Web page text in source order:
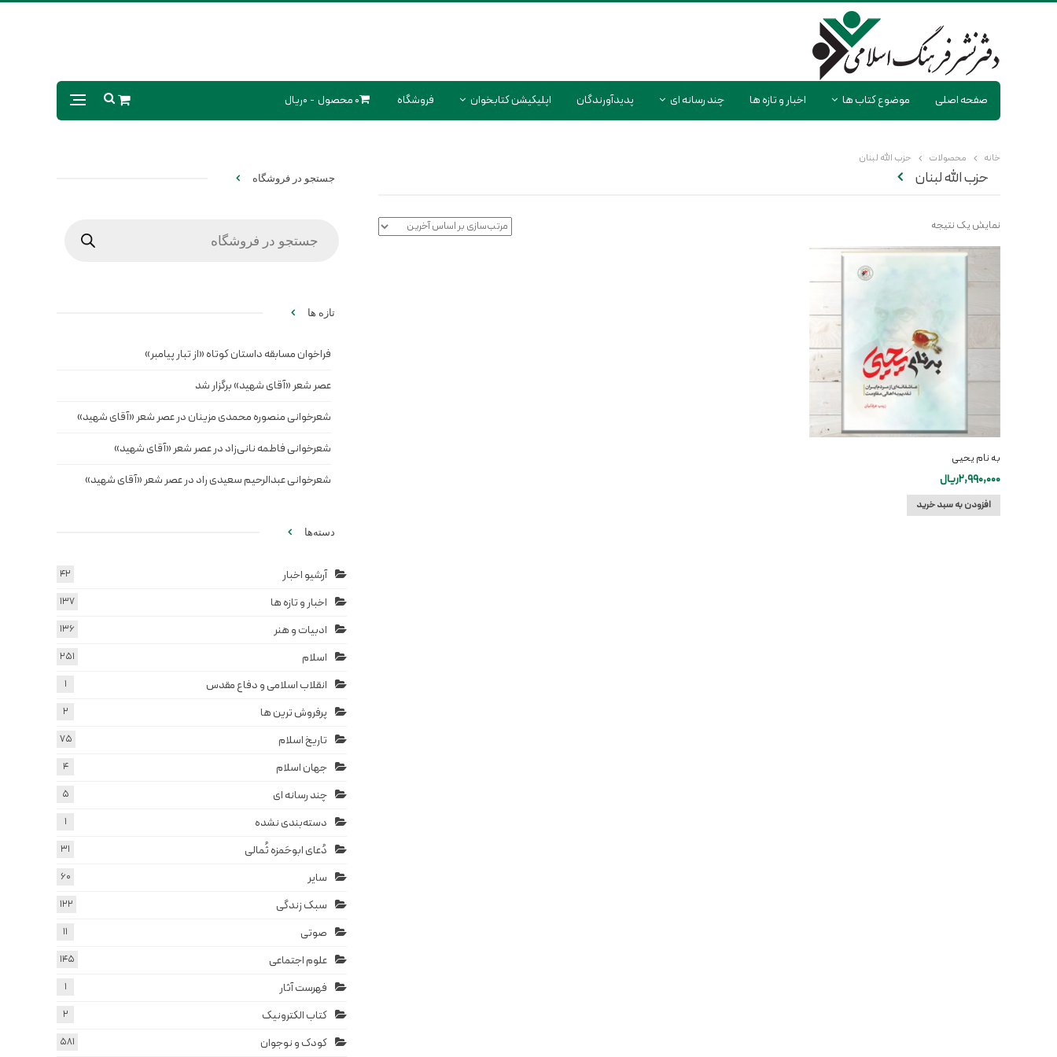
صفحه اصلی موضوع کتاب ها اخبار و تازه ها چند رسانه ای پدیدآورندگان اپلیکیشن کتابخوان فروشگاه 0 محصول 0ریال
خانه محصولات حزب الله لبنان
حزب الله لبنان
نمایش یک نتیجه
به نام یحیی
2,990,000ریال
افزودن به سبد خرید
جستجو در فروشگاه
تازه ها
فراخوان مسابقه داستان کوتاه «از تبار پیامبر»
عصر شعر «آقای شهید» برگزار شد
شعرخوانی منصوره محمدی مزینان در عصر شعر «آقای شهید»
شعرخوانی فاطمه نانی‌زاد در عصر شعر «آقای شهید»
شعرخوانی عبدالرحیم سعیدی راد در عصر شعر «آقای شهید»
دسته‌ها
آرشیو اخبار 42
اخبار و تازه ها 137
ادبیات و هنر 136
اسلام 251
انقلاب اسلامی و دفاع مقدس 1
پرفروش ترین ها 2
تاریخ اسلام 75
جهان اسلام 4
چند رسانه ای 5
دسته‌بندی نشده 1
دُعای ابوحَمزه ثُمالی 31
سایر 60
سبک زندگی 122
صوتی 11
علوم اجتماعی 145
فهرست آثار 1
کتاب الکترونیک 2
کودک و نوجوان 581